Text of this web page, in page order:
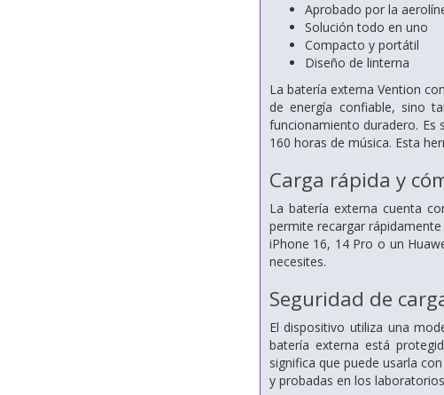
Aprobado por la
Solución todo en uno
Compacto y portátil
Diseño de linterna
La batería externa Vention
de energía confiable, sino
funcionamiento duradero.
160 horas de música. Esta
Carga rápida y
La batería externa cuenta
permite recargar
iPhone 16, 14 Pro o un
necesites.
Seguridad de
El dispositivo utiliza una
batería externa está
significa que puede usarla
y probadas en los